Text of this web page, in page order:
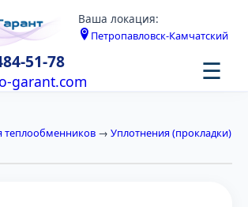
Ваша локация:
Петропавловск-Камчатский
51-78
garant.com ☰
теплообменников → Уплотнения (прокладки)